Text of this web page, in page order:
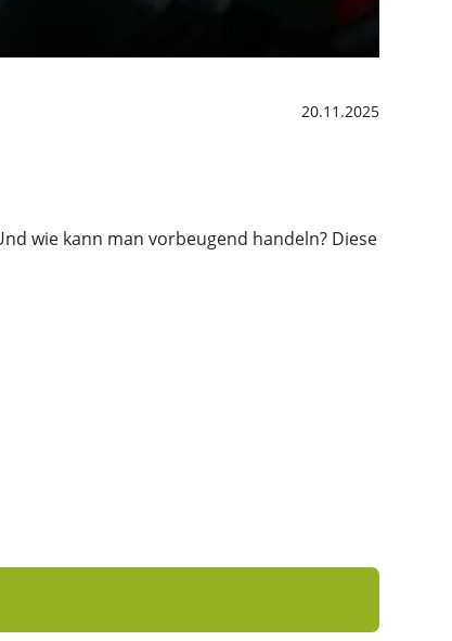
20.11.2025
wie kann man vorbeugend handeln? Diese